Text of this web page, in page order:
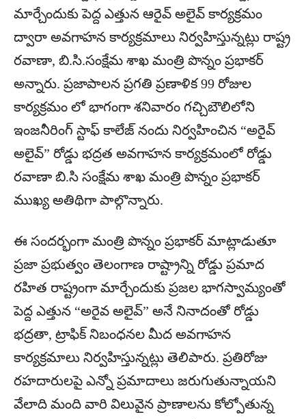
మార్చేందుకు పెద్ద ఎత్తున ఆరైవ్ అలైవ్ కార్యక్రమం
ద్వారా అవగాహన కార్యక్రమాలు నిర్వహిస్తున్నట్లు రాష్ట్ర
రవాణా, బి.సి.సంక్షేమ శాఖ మంత్రి పొన్నం ప్రభాకర్
అన్నారు. ప్రజాపాలన ప్రగతి ప్రణాళిక 99 రోజుల
కార్యక్రమం లో భాగంగా శనివారం గచ్చిబౌలిలోని
ఇంజనీరింగ్ స్టాఫ్ కాలేజ్ నందు నిర్వహించిన “అరైవ్
అలైవ్” రోడ్డు భద్రత అవగాహన కార్యక్రమంలో రోడ్డు
రవాణా బి.సి సంక్షేమ శాఖ మంత్రి పొన్నం ప్రభాకర్
ముఖ్య అతిథిగా పాల్గొన్నారు.
ఈ సందర్భంగా మంత్రి పొన్నం ప్రభాకర్ మాట్లాడుతూ
ప్రజా ప్రభుత్వం తెలంగాణ రాష్ట్రాన్ని రోడ్డు ప్రమాద
రహిత రాష్ట్రంగా మార్చేందుకు ప్రజల భాగస్వామ్యంతో
పెద్ద ఎత్తున “అరైవ అలైవ్” అనే నినాదంతో రోడ్డు
భద్రతా, ట్రాఫిక్ నిబంధనల మీద అవగాహన
కార్యక్రమాలు నిర్వహిస్తున్నట్లు తెలిపారు. ప్రతిరోజు
రహదారులపై ఎన్నో ప్రమాదాలు జరుగుతున్నాయని
వేలాది మంది వారి విలువైన ప్రాణాలను కోల్పోతున్న